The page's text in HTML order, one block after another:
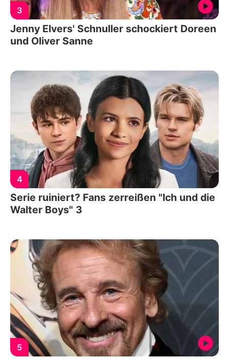
3
Jenny Elvers' Schnuller schockiert Doreen
und Oliver Sanne
4
Serie ruiniert? Fans zerreißen "Ich und die
Walter Boys" 3
5